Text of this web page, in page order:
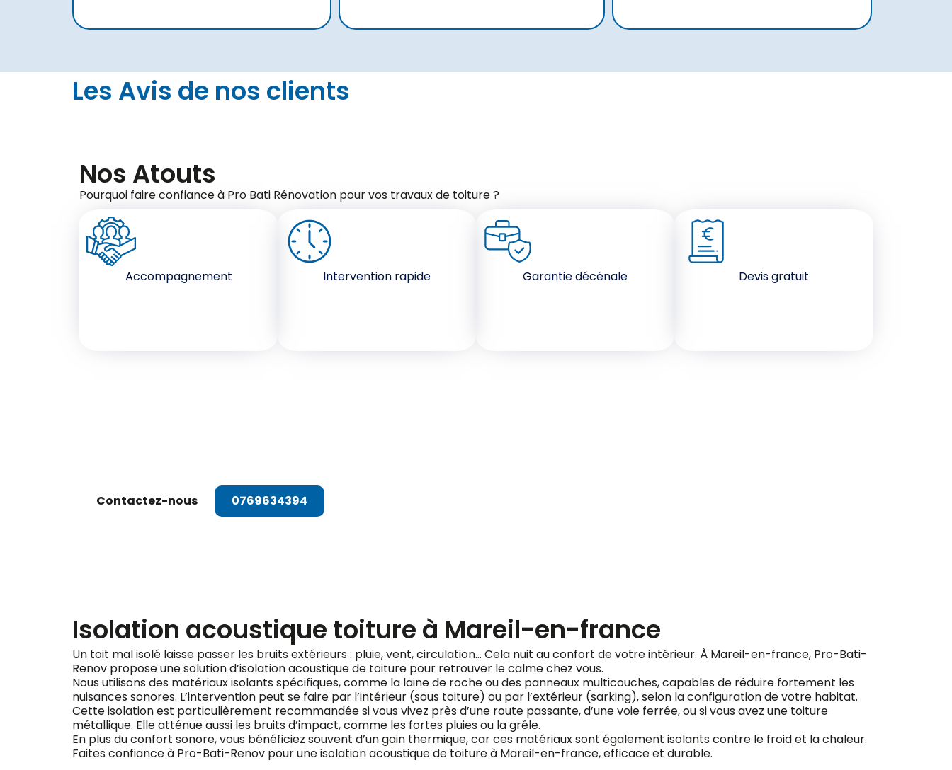
Les Avis de nos clients
Nos Atouts
Pourquoi faire confiance à Pro Bati Rénovation pour vos travaux de toiture ?
Accompagnement Intervention rapide Garantie décénale Devis gratuit
Contactez-nous 0769634394
Isolation acoustique toiture à Mareil-en-france
Un toit mal isolé laisse passer les bruits extérieurs : pluie, vent, circulation… Cela nuit au confort de votre intérieur. À Mareil-en-france, Pro-Bati-
Renov propose une solution d’isolation acoustique de toiture pour retrouver le calme chez vous.
Nous utilisons des matériaux isolants spécifiques, comme la laine de roche ou des panneaux multicouches, capables de réduire fortement les
nuisances sonores. L’intervention peut se faire par l’intérieur (sous toiture) ou par l’extérieur (sarking), selon la configuration de votre habitat.
Cette isolation est particulièrement recommandée si vous vivez près d’une route passante, d’une voie ferrée, ou si vous avez une toiture
métallique. Elle atténue aussi les bruits d’impact, comme les fortes pluies ou la grêle.
En plus du confort sonore, vous bénéficiez souvent d’un gain thermique, car ces matériaux sont également isolants contre le froid et la chaleur.
Faites confiance à Pro-Bati-Renov pour une isolation acoustique de toiture à Mareil-en-france, efficace et durable.